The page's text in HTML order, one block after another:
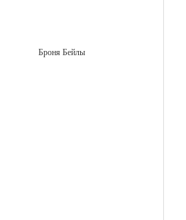
Броня Бейлы